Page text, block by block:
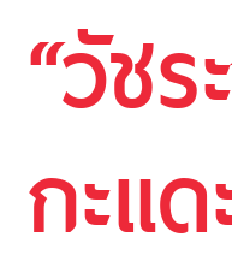
“วัช
กะแ